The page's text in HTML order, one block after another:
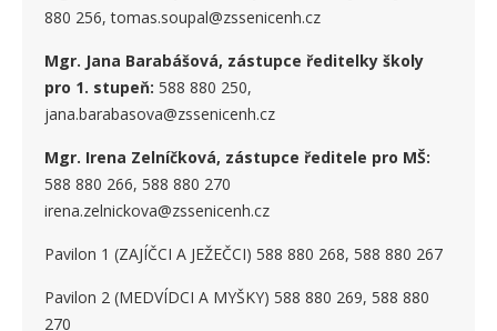
880 256, tomas.soupal@zssenicenh.cz
Mgr. Jana Barabášová, zástupce ředitelky školy
pro 1. stupeň: 588 880 250,
jana.barabasova@zssenicenh.cz
Mgr. Irena Zelníčková, zástupce ředitele pro MŠ:
588 880 266, 588 880 270
irena.zelnickova@zssenicenh.cz
Pavilon 1 (ZAJÍČCI A JEŽEČCI) 588 880 268, 588 880 267
Pavilon 2 (MEDVÍDCI A MYŠKY) 588 880 269, 588 880
270